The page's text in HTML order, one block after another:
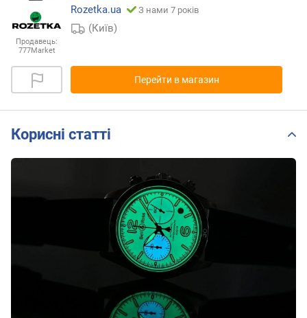
Продавець:
777Market
Rozetka.ua
З нами 7 років
(Київ)
Перейти в магазин
Корисні статті